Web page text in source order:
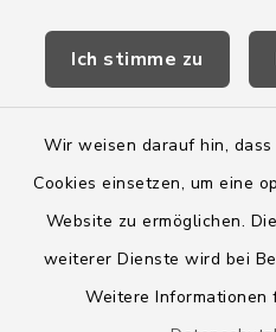
Ich stimme zu
Wir weisen darauf hin,
Cookies einsetzen, um eine
Website zu ermöglichen.
weiterer Dienste wird bei
Weitere Informationen
Wege-Zweckverband